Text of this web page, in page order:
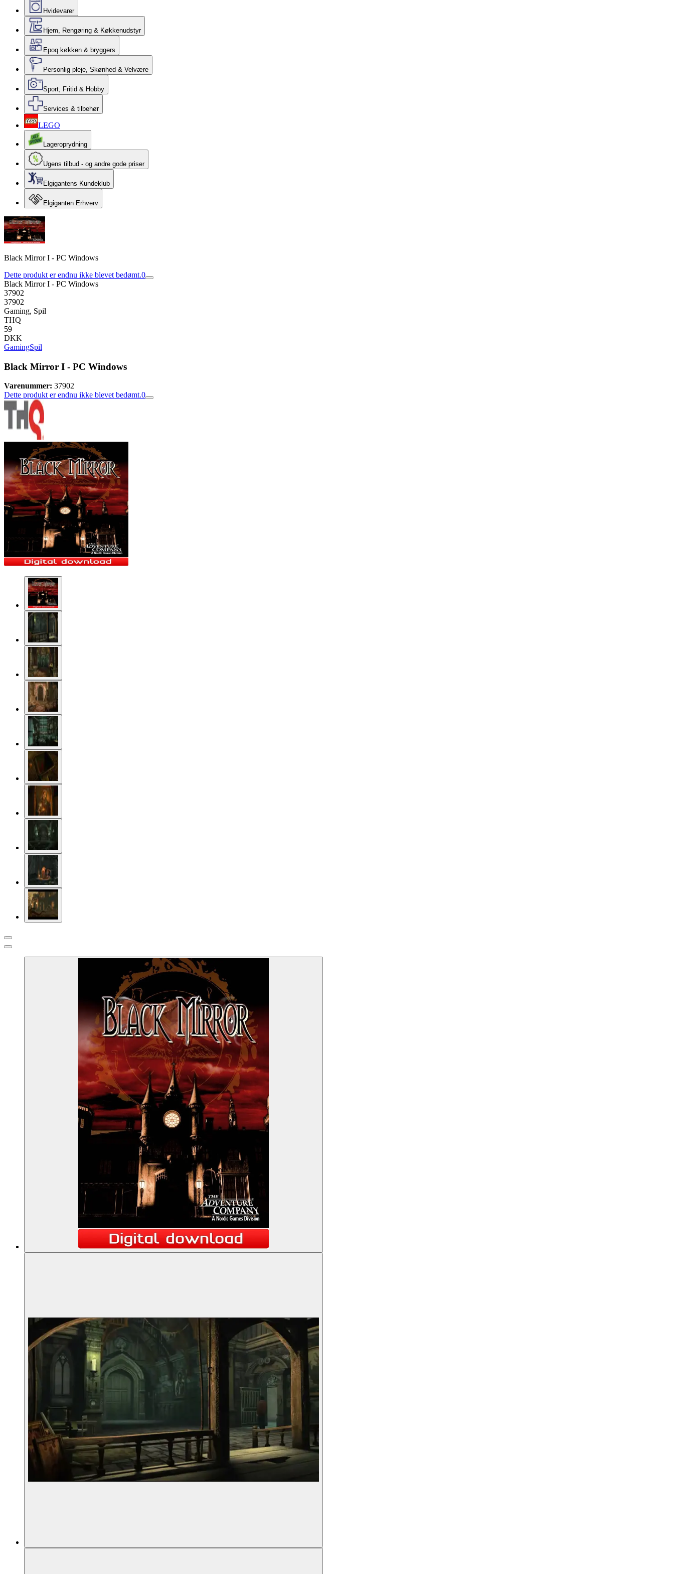
Hvidevarer
Hjem, Rengøring & Køkkenudstyr
Epoq køkken & bryggers
Personlig pleje, Skønhed & Velvære
Sport, Fritid & Hobby
Services & tilbehør
LEGO
Lageroprydning
Ugens tilbud - og andre gode priser
Elgigantens Kundeklub
Elgiganten Erhverv
Black Mirror I - PC Windows
Dette produkt er endnu ikke blevet bedømt.0
Black Mirror I - PC Windows
37902
37902
Gaming, Spil
THQ
59
DKK
GamingSpil
Black Mirror I - PC Windows
Varenummer: 37902
Dette produkt er endnu ikke blevet bedømt.0